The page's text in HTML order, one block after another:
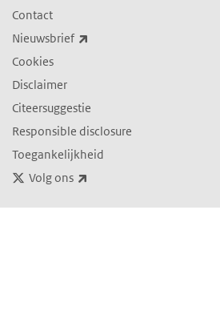
Contact
Nieuwsbrief
Cookies
Disclaimer
Citeersuggestie
Responsible disclosure
Toegankelijkheid
Volg ons